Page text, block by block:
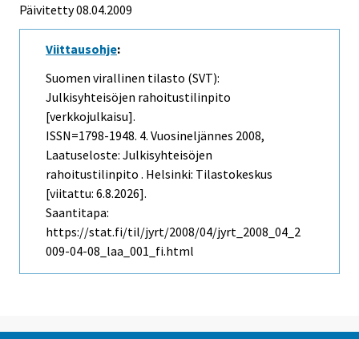
Päivitetty 08.04.2009
Viittausohje:
Suomen virallinen tilasto (SVT):
Julkisyhteisöjen rahoitustilinpito
[verkkojulkaisu].
ISSN=1798-1948. 4. Vuosineljännes 2008,
Laatuseloste: Julkisyhteisöjen
rahoitustilinpito . Helsinki: Tilastokeskus
[viitattu: 6.8.2026].
Saantitapa:
https://stat.fi/til/jyrt/2008/04/jyrt_2008_04_2
009-04-08_laa_001_fi.html